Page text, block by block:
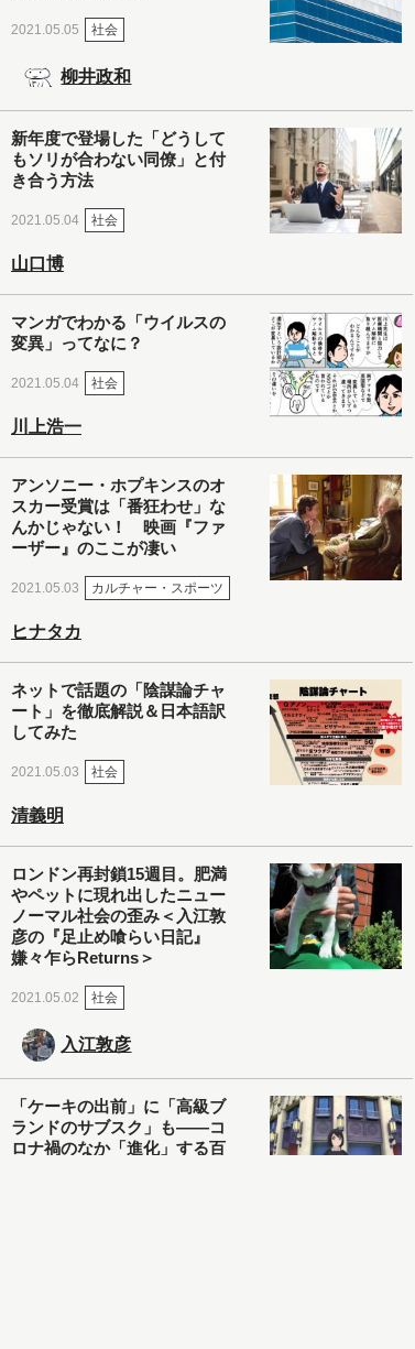
2021.05.05 社会
柳井政和
新年度で登場した「どうして
もソリが合わない同僚」と付
き合う方法
2021.05.04 社会
山口博
マンガでわかる「ウイルスの
変異」ってなに？
2021.05.04 社会
川上浩一
アンソニー・ホプキンスのオ
スカー受賞は「番狂わせ」な
んかじゃない！ 映画『ファ
ーザー』のここが凄い
2021.05.03 カルチャー・スポーツ
ヒナタカ
ネットで話題の「陰謀論チャ
ート」を徹底解説＆日本語訳
してみた
2021.05.03 社会
清義明
ロンドン再封鎖15週目。肥満
やペットに現れ出したニュー
ノーマル社会の歪み＜入江敦
彦の『足止め喰らい日記』
嫌々乍らReturns＞
2021.05.02 社会
入江敦彦
「ケーキの出前」に「高級ブ
ランドのサブスク」も――コ
ロナ禍のなか「進化」する百